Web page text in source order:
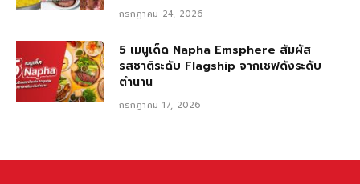
กรกฎาคม 24, 2026
5 เมนูเด็ด Napha Emsphere สัมผัส
รสชาติระดับ Flagship จากเชฟดังระดับ
ตำนาน
กรกฎาคม 17, 2026